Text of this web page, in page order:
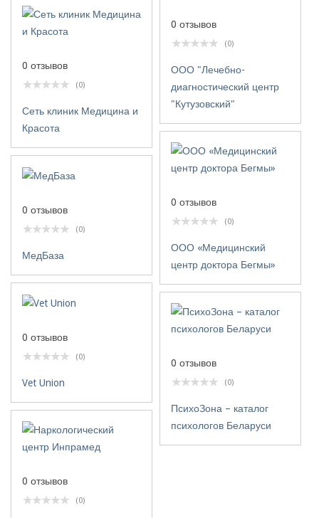
0 отзывов
(0)
ООО "Лечебно-
диагностический центр
"Кутузовский"
0 отзывов
(0)
Сеть клиник Медицина и
Красота
0 отзывов
(0)
ООО «Медицинский
центр доктора Бегмы»
0 отзывов
(0)
МедБаза
0 отзывов
(0)
Vet Union
0 отзывов
(0)
ПсихоЗона – каталог
психологов Беларуси
0 отзывов
(0)